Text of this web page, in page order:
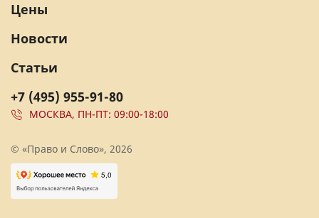
+7 (495) 955-91-80
МОСКВА, ПН-ПТ: 09:00-18:00
Цены
Новости
Статьи
© «Право и Слово», 2026